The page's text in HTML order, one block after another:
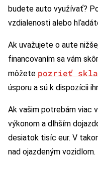
budete auto využívať?
vzdialenosti alebo
Ak uvažujete o aute
financovaním sa vám
môžete pozrieť
úsporu a sú k dispozícii
Ak vašim potrebám viac
výkonom a dlhším
desiatok tisíc eur. V
nad ojazdeným vozidlom.